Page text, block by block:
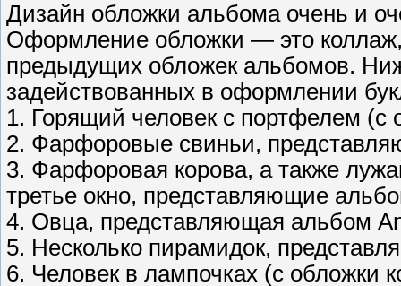
Дизайн обложки альбома очень и
Оформление обложки — это
предыдущих обложек альбомов.
задействованных в оформлении
1. Горящий человек с портфелем (с
2. Фарфоровые свиньи,
3. Фарфоровая корова, а также
третье окно, представляющие
4. Овца, представляющая альбом
5. Несколько пирамидок,
6. Человек в лампочках (с обложки